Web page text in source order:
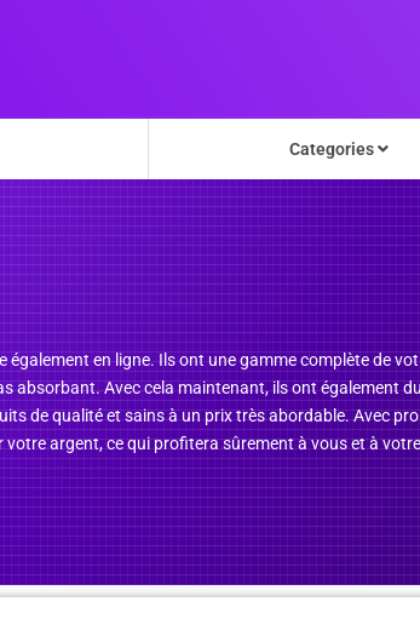
Categories
en ligne. Ils ont une gamme complète de
absorbant. Avec cela maintenant, ils ont également
de qualité et sains à un prix très abordable. Avec
argent, ce qui profitera sûrement à vous et à